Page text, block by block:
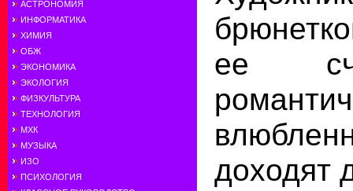
АСТРОНОМИЯ
ИНФОРМАТИКА
ХИМИЯ
ОБЖ
ЭКОНОМИКА
ЭКОЛОГИЯ
ФИЗКУЛЬТУРА
ТЕХНОЛОГИЯ
МХК
МУЗЫКА
ИЗО
ПСИХОЛОГИЯ
ее
доходят